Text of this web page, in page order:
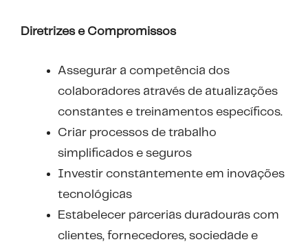
Diretrizes e Compromissos
Assegurar a competência dos
colaboradores através de atualizações
constantes e treinamentos específicos.
Criar processos de trabalho
simplificados e seguros
Investir constantemente em inovações
tecnológicas
Estabelecer parcerias duradouras com
clientes, fornecedores, sociedade e